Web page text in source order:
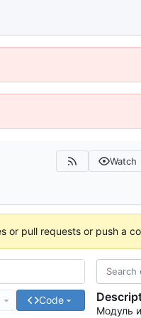
Watch
or pull requests or push a
Code
Модуль